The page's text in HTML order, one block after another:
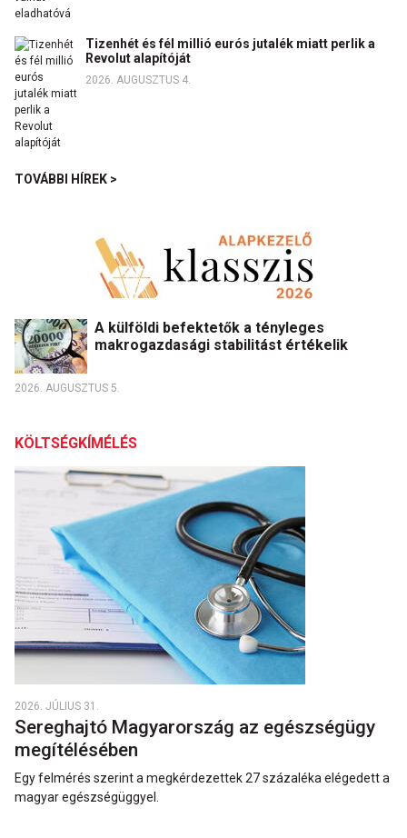
Tizenhét és fél millió eurós jutalék miatt perlik a
Revolut alapítóját
2026. AUGUSZTUS 4.
TOVÁBBI HÍREK >
A külföldi befektetők a tényleges
makrogazdasági stabilitást értékelik
2026. AUGUSZTUS 5.
KÖLTSÉGKÍMÉLÉS
2026. JÚLIUS 31.
Sereghajtó Magyarország az egészségügy
megítélésében
Egy felmérés szerint a megkérdezettek 27 százaléka elégedett a
magyar egészségüggyel.